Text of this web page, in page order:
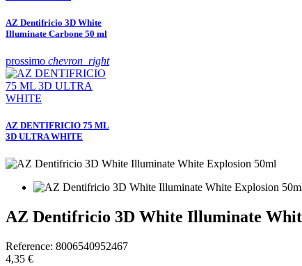
AZ Dentifricio 3D White
Illuminate Carbone 50 ml
prossimo chevron_right
AZ DENTIFRICIO 75 ML
3D ULTRA WHITE
AZ Dentifricio 3D White Illuminate
Reference: 8006540952467
4,35 €